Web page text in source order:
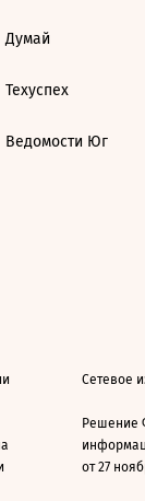
Думай
Техуспех
Ведомости Юг
Сетевое
Решение
от 27